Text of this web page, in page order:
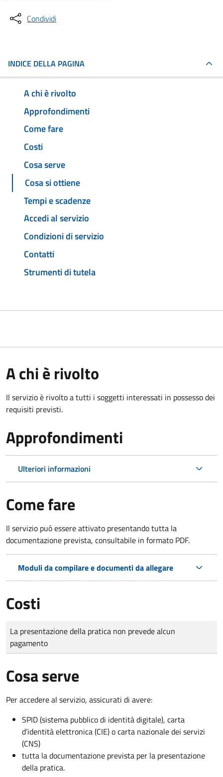
Condividi
INDICE DELLA PAGINA
A chi è rivolto
Approfondimenti
Come fare
Costi
Cosa serve
Cosa si ottiene
Tempi e scadenze
Accedi al servizio
Condizioni di servizio
Contatti
Strumenti di tutela
A chi è rivolto
Il servizio è rivolto a tutti i soggetti interessati in possesso dei
requisiti previsti.
Approfondimenti
Ulteriori informazioni
Come fare
Il servizio può essere attivato presentando tutta la
documentazione prevista, consultabile in formato PDF.
Moduli da compilare e documenti da allegare
Costi
Tipo di pagamento
Importo
La presentazione della pratica non prevede alcun
pagamento
Cosa serve
Per accedere al servizio, assicurati di avere:
SPID (sistema pubblico di identità digitale), carta
d’identità elettronica (CIE) o carta nazionale dei servizi
(CNS)
tutta la documentazione prevista per la presentazione
della pratica.